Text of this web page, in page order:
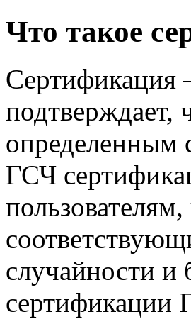
Что такое
Сертификация
подтверждает,
определенным
ГСЧ
случайности и
сертификации